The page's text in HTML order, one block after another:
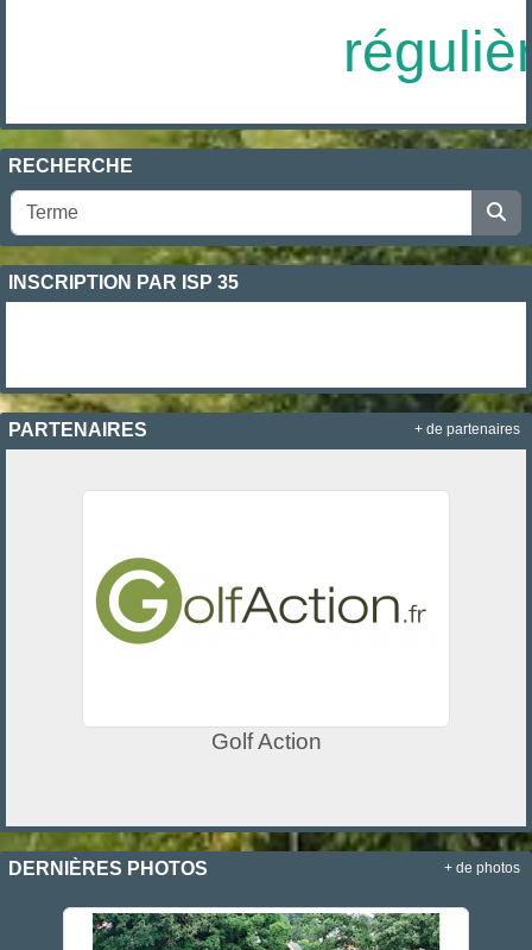
RECHERCHE
INSCRIPTION PAR ISP 35
PARTENAIRES
Golf Action
+ de partenaires
DERNIÈRES PHOTOS + de photos